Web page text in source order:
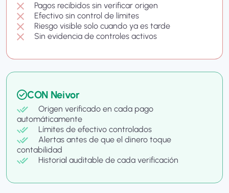
Pagos recibidos sin verificar origen
Efectivo sin control de límites
Riesgo visible solo cuando ya es tarde
Sin evidencia de controles activos
CON Neivor
Origen verificado en cada pago
automáticamente
Límites de efectivo controlados
Alertas antes de que el dinero toque
contabilidad
Historial auditable de cada verificación